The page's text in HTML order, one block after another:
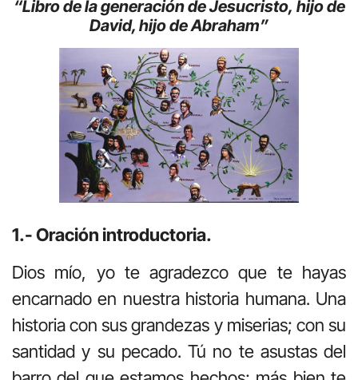
“Libro de la generación de Jesucristo, hijo de
David, hijo de Abraham”
1.- Oración introductoria.
Dios mío, yo te agradezco que te hayas
encarnado en nuestra historia humana. Una
historia con sus grandezas y miserias; con su
santidad y su pecado. Tú no te asustas del